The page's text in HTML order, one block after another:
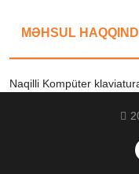
MƏHSUL
Naqilli Kompüter